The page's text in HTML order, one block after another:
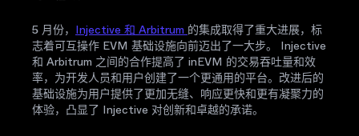
5 月份， Injective 和 Arbitrum 的集成取得了重大进展，标
志​​着可互操作 EVM 基础设施向前迈出了一大步。 Injective
和 Arbitrum 之间的合作提高了 inEVM 的交易吞吐量和效
率，为开发人员和用户创建了一个更通用的平台。改进后的
基础设施为用户提供了更加无缝、响应更快和更有凝聚力的
体验，凸显了 Injective 对创新和卓越的承诺。